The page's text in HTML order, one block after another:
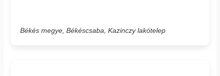
Békés megye, Békéscsaba, Kazinczy lakótelep